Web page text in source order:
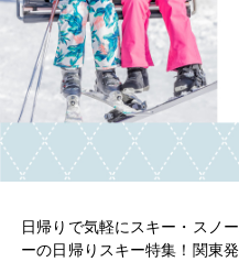
日帰りで気軽にスキー・スノ
ーの日帰りスキー特集！関東